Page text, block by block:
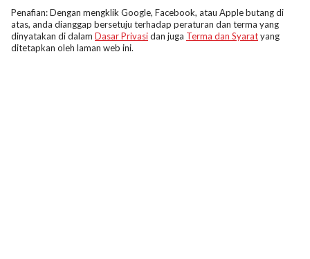
Penafian: Dengan mengklik Google, Facebook, atau Apple butang di
atas, anda dianggap bersetuju terhadap peraturan dan terma yang
dinyatakan di dalam Dasar Privasidan juga Terma dan Syaratyang
ditetapkan oleh laman web ini.